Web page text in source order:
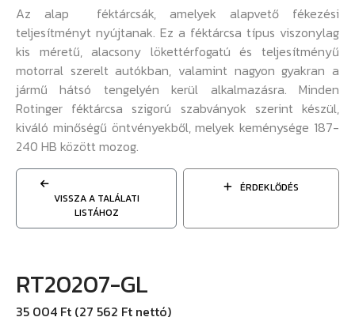
Az alap féktárcsák, amelyek alapvető fékezési
teljesítményt nyújtanak. Ez a féktárcsa típus viszonylag
kis méretű, alacsony lökettérfogatú és teljesítményű
motorral szerelt autókban, valamint nagyon gyakran a
jármű hátsó tengelyén kerül alkalmazásra. Minden
Rotinger féktárcsa szigorú szabványok szerint készül,
kiváló minőségű öntvényekből, melyek keménysége 187-
240 HB között mozog.
VISSZA A TALÁLATI
LISTÁHOZ
ÉRDEKLŐDÉS
RT20207-GL
35 004 Ft (27 562 Ft nettó)